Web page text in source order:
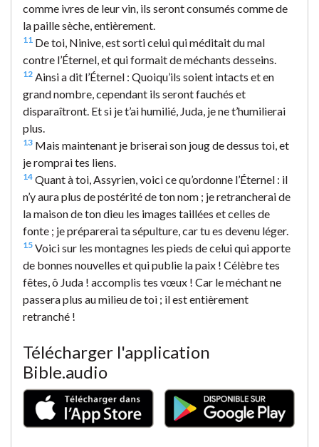
comme ivres de leur vin, ils seront consumés comme de
la paille sèche, entièrement.
11 De toi, Ninive, est sorti celui qui méditait du mal
contre l’Éternel, et qui formait de méchants desseins.
12 Ainsi a dit l’Éternel : Quoiqu’ils soient intacts et en
grand nombre, cependant ils seront fauchés et
disparaîtront. Et si je t’ai humilié, Juda, je ne t’humilierai
plus.
13 Mais maintenant je briserai son joug de dessus toi, et
je romprai tes liens.
14 Quant à toi, Assyrien, voici ce qu’ordonne l’Éternel : il
n’y aura plus de postérité de ton nom ; je retrancherai de
la maison de ton dieu les images taillées et celles de
fonte ; je préparerai ta sépulture, car tu es devenu léger.
15 Voici sur les montagnes les pieds de celui qui apporte
de bonnes nouvelles et qui publie la paix ! Célèbre tes
fêtes, ô Juda ! accomplis tes vœux ! Car le méchant ne
passera plus au milieu de toi ; il est entièrement
retranché !
Télécharger l'application
Bible.audio